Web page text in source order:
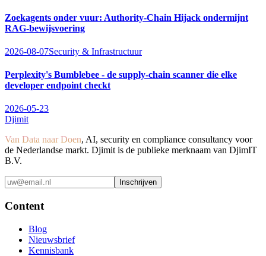
Zoekagents onder vuur: Authority-Chain Hijack ondermijnt
RAG-bewijsvoering
2026-08-07Security & Infrastructuur
Perplexity's Bumblebee - de supply-chain scanner die elke
developer endpoint checkt
2026-05-23
Djimit
Van Data naar Doen, AI, security en compliance consultancy voor
de Nederlandse markt. Djimit is de publieke merknaam van DjimIT
B.V.
Inschrijven
Content
Blog
Nieuwsbrief
Kennisbank